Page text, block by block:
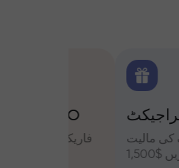
گفٹ پراجیکٹ
رقم جمع کروائن $333 تک کی مالیت
کریں $1,500